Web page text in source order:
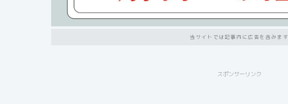
当サイトでは記事内に広告を含みます
スポンサーリンク